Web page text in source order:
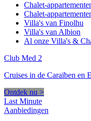
Chalet-
Chalet-
Villa's van Finolhu
Villa's van Albion
Al onze Villa's &
Club Med 2
Cruises in de Caraïben en
Ontdek nu >
Last Minute
Aanbiedingen